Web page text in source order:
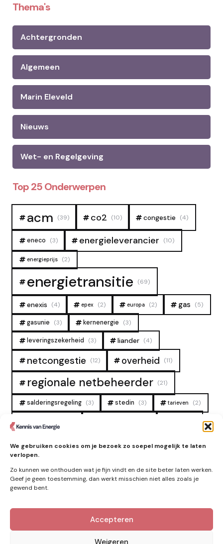
We gebruiken cookies om je bezoek zo soepel mogelijk te laten
verlopen.
Zo kunnen we onthouden wat je fijn vindt en de site beter laten werken.
Geef je geen toestemming, dan werkt misschien niet alles zoals je
gewend bent.
Accepteren
Weigeren
Thema's
Achtergronden
Algemeen
Marin Eleveld
Nieuws
Wet- en Regelgeving
Top 25 Onderwerpen
acm (39) co2 (10) congestie (4)
eneco (3) energieleverancier (10)
energieprijs (2)
energietransitie (69)
enexis (4) epex (2) europa (2) gas (5)
gasunie (3) kernenergie (3)
leveringszekerheid (3) liander (4)
netcongestie (12) overheid (11)
regionale netbeheerder (21)
salderingsregeling (3) stedin (3) tarieven (2)
tennet
zonne-energie (9)
Kennis van Energie in je mailbox?
Abonner op nieuwe artikelen.